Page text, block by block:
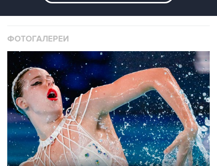
ФОТОГАЛЕРЕИ